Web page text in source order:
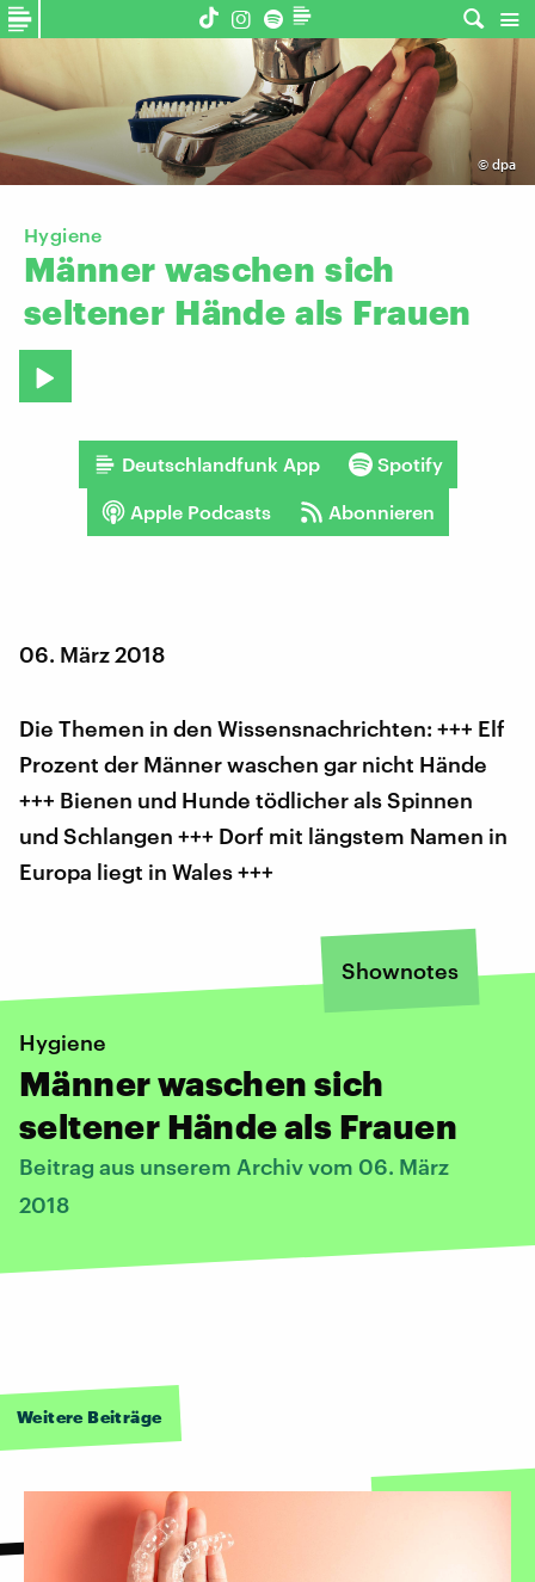
© dpa
Hygiene
Männer waschen sich
seltener Hände als Frauen
Deutschlandfunk App Spotify
Apple Podcasts Abonnieren
06. März 2018
Die Themen in den Wissensnachrichten: +++ Elf
Prozent der Männer waschen gar nicht Hände
+++ Bienen und Hunde tödlicher als Spinnen
und Schlangen +++ Dorf mit längstem Namen in
Europa liegt in Wales +++
Shownotes
Hygiene
Männer waschen sich
seltener Hände als Frauen
Beitrag aus unserem Archiv vom 06. März
2018
Weitere Beiträge